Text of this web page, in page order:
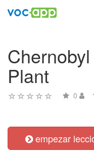
Plant
0
empezar